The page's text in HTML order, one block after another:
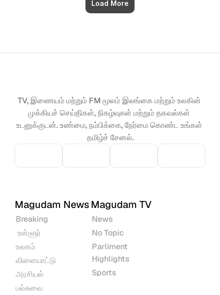
Load More
TV, இணையம் மற்றும் FM மூலம் இலங்கை மற்றும் உலகின்
முக்கியச் செய்திகள், நிகழ்வுகள் மற்றும் தகவல்கள்
உடனுக்குடன். உண்மை, நம்பிக்கை, நேர்மை கொண்ட உங்கள்
தமிழ்ச் சேனல்.
Magudam News
Breaking
உள்ளூர்
உலகம்
விளையாட்டு
அரசியல்
பல்சுவை
Magudam TV
News
No Topic
Parliment
Highlights
Sports